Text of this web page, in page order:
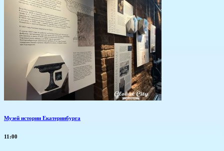
Музей истории Екатеринбурга
11:00